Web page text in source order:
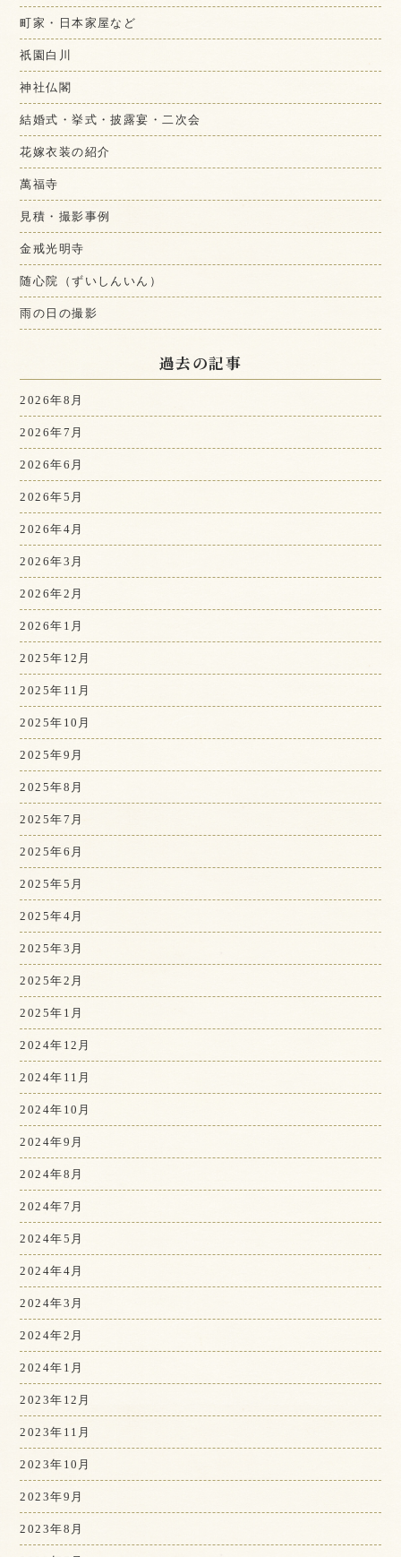
町家・日本家屋など
祇園白川
神社仏閣
結婚式・挙式・披露宴・二次会
花嫁衣装の紹介
萬福寺
見積・撮影事例
金戒光明寺
随心院（ずいしんいん）
雨の日の撮影
過去の記事
2026年8月
2026年7月
2026年6月
2026年5月
2026年4月
2026年3月
2026年2月
2026年1月
2025年12月
2025年11月
2025年10月
2025年9月
2025年8月
2025年7月
2025年6月
2025年5月
2025年4月
2025年3月
2025年2月
2025年1月
2024年12月
2024年11月
2024年10月
2024年9月
2024年8月
2024年7月
2024年5月
2024年4月
2024年3月
2024年2月
2024年1月
2023年12月
2023年11月
2023年10月
2023年9月
2023年8月